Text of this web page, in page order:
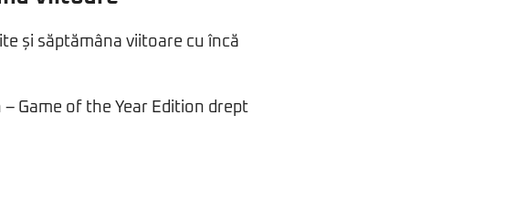
și săptămâna viitoare cu încă
Game of the Year Edition drept